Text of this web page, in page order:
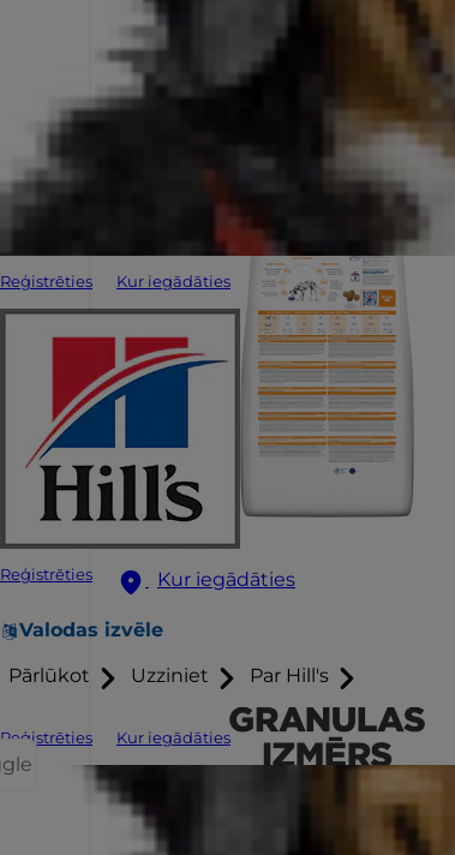
Reģistrēties Kur iegādāties
Reģistrēties Kur iegādāties
Valodas izvēle
Pārlūkot Uzziniet Par Hill's
Reģistrēties Kur iegādāties